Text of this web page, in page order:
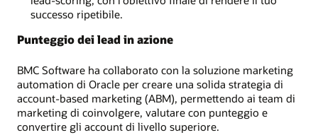
successo ripetibile.
Punteggio dei lead in azione
BMC Software ha collaborato con la soluzione marketing
automation di Oracle per creare una solida strategia di
account-based marketing (ABM), permettendo ai team di
marketing di coinvolgere, valutare con punteggio e
convertire gli account di livello superiore.